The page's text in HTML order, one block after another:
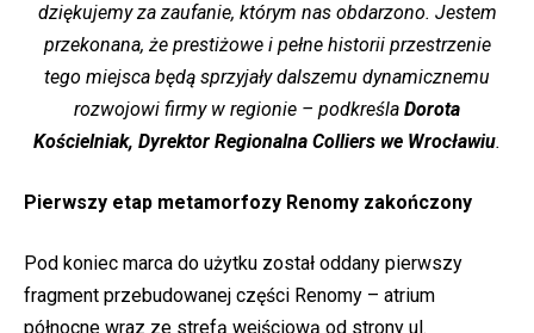
dziękujemy za zaufanie, którym nas obdarzono. Jestem
przekonana, że prestiżowe i pełne historii przestrzenie
tego miejsca będą sprzyjały dalszemu dynamicznemu
rozwojowi firmy w regionie – podkreśla Dorota
Kościelniak, Dyrektor Regionalna Colliers we Wrocławiu.
Pierwszy etap metamorfozy Renomy zakończony
Pod koniec marca do użytku został oddany pierwszy
fragment przebudowanej części Renomy – atrium
północne wraz ze strefą wejściową od strony ul.